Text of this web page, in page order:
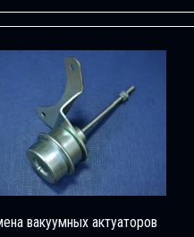
вакуумных актуаторов